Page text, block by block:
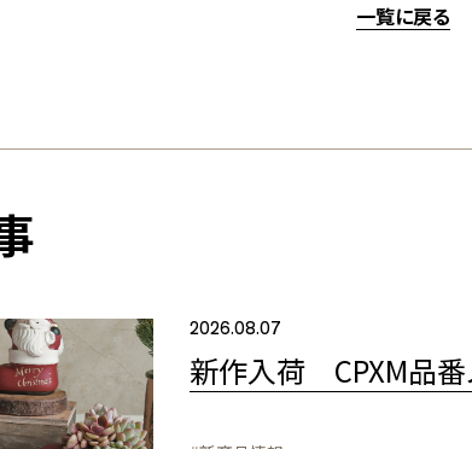
一覧に戻る
2026.08.07
新作入荷 CPXM品番